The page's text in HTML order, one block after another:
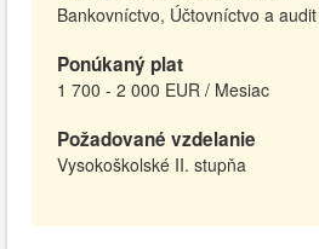
Bankovníctvo, Účtovníctvo a audit
Ponúkaný plat
1 700 - 2 000 EUR / Mesiac
Požadované vzdelanie
Vysokoškolské II. stupňa